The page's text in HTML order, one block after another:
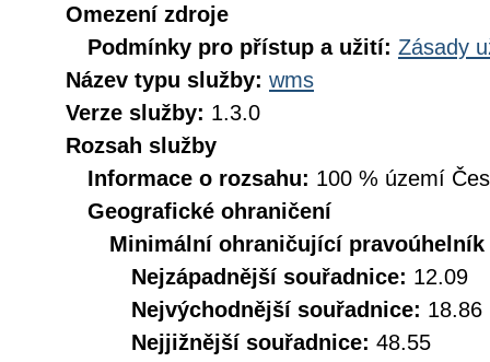
Omezení zdroje
Podmínky pro přístup a užití: Zásady
Název typu služby: wms
Verze služby: 1.3.0
Rozsah služby
Informace o rozsahu: 100 % území
Geografické ohraničení
Minimální ohraničující pravoúhelník
Nejzápadnější souřadnice: 12.09
Nejvýchodnější souřadnice: 18.86
Nejjižnější souřadnice: 48.55